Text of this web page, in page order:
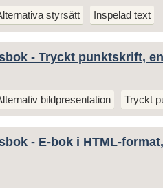
styrsätt Inspelad text
- Tryckt punktskrift,
bildpresentation Tryckt
- E-bok i HTML-